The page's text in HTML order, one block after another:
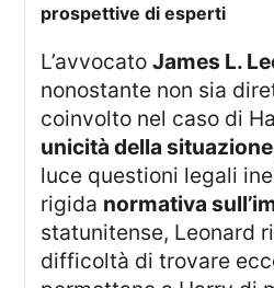
prospettive di esperti
L’avvocatoJames L.
nonostante non sia
coinvolto nel caso di
unicità della situazione
luce questioni legali
rigida normativa
statunitense, Leonard
difficoltà di trovare